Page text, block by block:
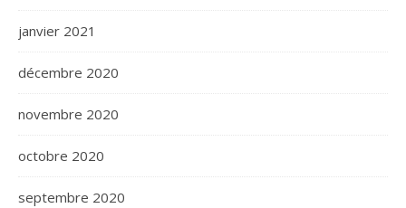
janvier 2021
décembre 2020
novembre 2020
octobre 2020
septembre 2020